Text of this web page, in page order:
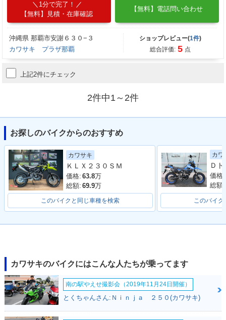
1分で完了！
【無料】見積・在庫確認
【無料】電話問い合わせ
沖縄県 那覇市安謝６３０−３
カワサキ プラザ那覇
ショップレビュー(1件)
総合評価: 5 点
上記2件にチェック
2件中1～2件
お探しのバイクからのおすすめ
カワサキ
ＫＬＸ２３０ＳＭ
価格: 63.8万
総額: 69.9万
このバイクと同じ車種を検索
カワ
価格:
総額:
このバイク
カワサキのバイクにはこんな人たちが乗ってます
南の駅やえせ撮影会（2019年11月24日開催）
とくちゃんさん:Ｎｉｎｊａ ２５０(カワサキ)